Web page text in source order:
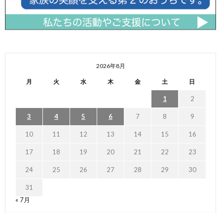
2026年8月
月 火 水 木 金 土 日
1 2
3 4 5 6 7 8 9
10 11 12 13 14 15 16
17 18 19 20 21 22 23
24 25 26 27 28 29 30
31
« 7月